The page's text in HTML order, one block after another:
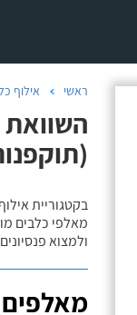
ראשי אילוף
השוואת
בקטגוריית
מאלפי כלבים
ולמצוא